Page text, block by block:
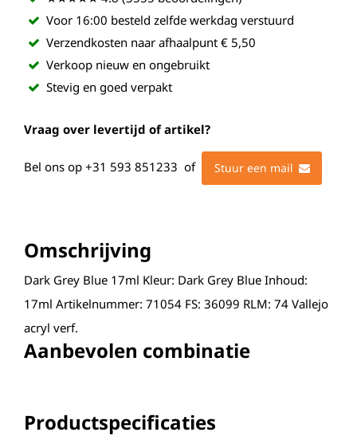
Voor 16:00 besteld zelfde werkdag verstuurd
Verzendkosten naar afhaalpunt € 5,50
Verkoop nieuw en ongebruikt
Stevig en goed verpakt
Vraag over levertijd of artikel?
Bel ons op +31 593 851233 of Stuur een mail
Omschrijving
Dark Grey Blue 17ml Kleur: Dark Grey Blue Inhoud:
17ml Artikelnummer: 71054 FS: 36099 RLM: 74 Vallejo
acryl verf.
Aanbevolen combinatie
Productspecificaties